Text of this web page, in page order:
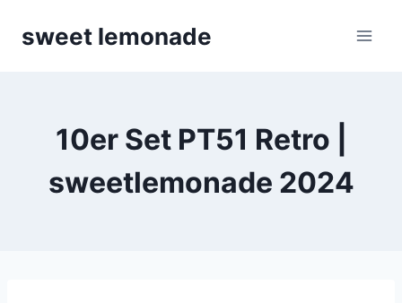
sweet lemonade
10er Set PT51 Retro |
sweetlemonade 2024